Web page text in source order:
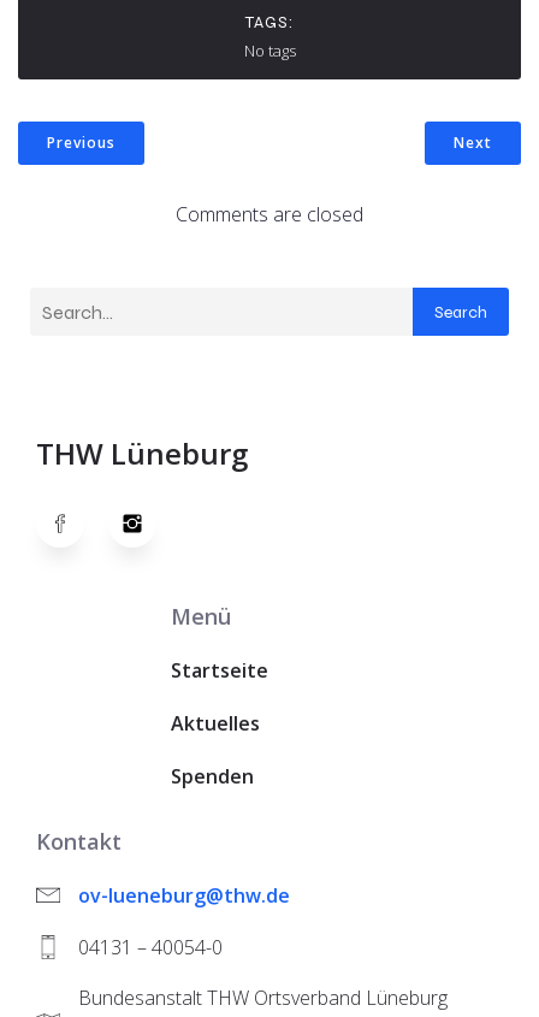
TAGS:
No tags
Previous Next
Comments are closed
Search
THW Lüneburg
Menü
Startseite
Aktuelles
Spenden
Kontakt
ov-lueneburg@thw.de
04131 – 40054-0
Bundesanstalt THW Ortsverband Lüneburg